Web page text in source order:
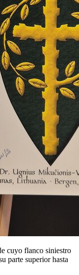
cuyo flanco siniestro
parte superior hasta